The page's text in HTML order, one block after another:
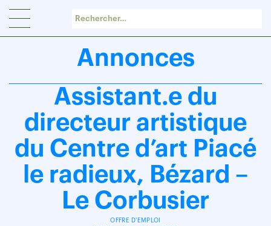
Annonces
Assistant.e du
directeur artistique
du Centre d’art Piacé
le radieux, Bézard –
Le Corbusier
OFFRE D'EMPLOI